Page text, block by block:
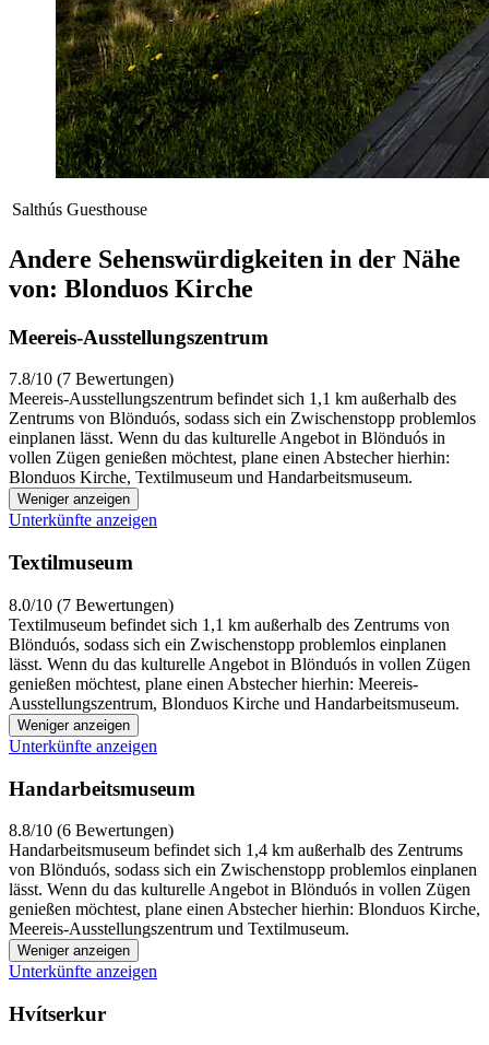
Salthús Guesthouse
Andere Sehenswürdigkeiten in der Nähe
von: Blonduos Kirche
Meereis-Ausstellungszentrum
7.8/10 (7 Bewertungen)
Meereis-Ausstellungszentrum befindet sich 1,1 km außerhalb des
Zentrums von Blönduós, sodass sich ein Zwischenstopp problemlos
einplanen lässt. Wenn du das kulturelle Angebot in Blönduós in
vollen Zügen genießen möchtest, plane einen Abstecher hierhin:
Blonduos Kirche, Textilmuseum und Handarbeitsmuseum.
Weniger anzeigen
Unterkünfte anzeigen
Textilmuseum
8.0/10 (7 Bewertungen)
Textilmuseum befindet sich 1,1 km außerhalb des Zentrums von
Blönduós, sodass sich ein Zwischenstopp problemlos einplanen
lässt. Wenn du das kulturelle Angebot in Blönduós in vollen Zügen
genießen möchtest, plane einen Abstecher hierhin: Meereis-
Ausstellungszentrum, Blonduos Kirche und Handarbeitsmuseum.
Weniger anzeigen
Unterkünfte anzeigen
Handarbeitsmuseum
8.8/10 (6 Bewertungen)
Handarbeitsmuseum befindet sich 1,4 km außerhalb des Zentrums
von Blönduós, sodass sich ein Zwischenstopp problemlos einplanen
lässt. Wenn du das kulturelle Angebot in Blönduós in vollen Zügen
genießen möchtest, plane einen Abstecher hierhin: Blonduos Kirche,
Meereis-Ausstellungszentrum und Textilmuseum.
Weniger anzeigen
Unterkünfte anzeigen
Hvítserkur